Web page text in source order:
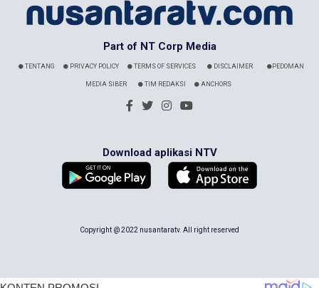
Part of NT Corp Media
TENTANG PRIVACY POLICY TERMS OF SERVICES DISCLAIMER PEDOMAN
MEDIA SIBER TIM REDAKSI ANCHORS
Download aplikasi NTV
Copyright @ 2022 nusantaratv. All right reserved